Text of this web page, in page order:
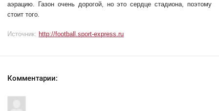
аэрацию. Газон очень дорогой, но это сердце стадиона, поэтому
стоит того.
Источник: http://football.sport-express.ru
Комментарии: